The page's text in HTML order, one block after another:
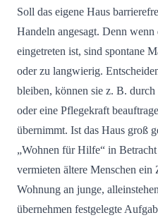
Soll das eigene Haus
Handeln angesagt. Denn
eingetreten ist, sind spontane
oder zu langwierig.
bleiben, können sie z. B.
oder eine Pflegekraft
übernimmt. Ist das Haus groß
„Wohnen für Hilfe“ in
vermieten ältere Menschen
Wohnung an junge,
übernehmen festgelegte